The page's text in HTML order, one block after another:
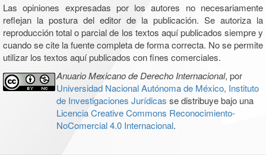
Las opiniones expresadas por los autores no necesariamente
reflejan la postura del editor de la publicación. Se autoriza la
reproducción total o parcial de los textos aquí publicados siempre y
cuando se cite la fuente completa de forma correcta. No se permite
utilizar los textos aquí publicados con fines comerciales.
Anuario Mexicano de Derecho Internacional, por
Universidad Nacional Autónoma de México, Instituto
de Investigaciones Jurídicas se distribuye bajo una
Licencia Creative Commons Reconocimiento-
NoComercial 4.0 Internacional.